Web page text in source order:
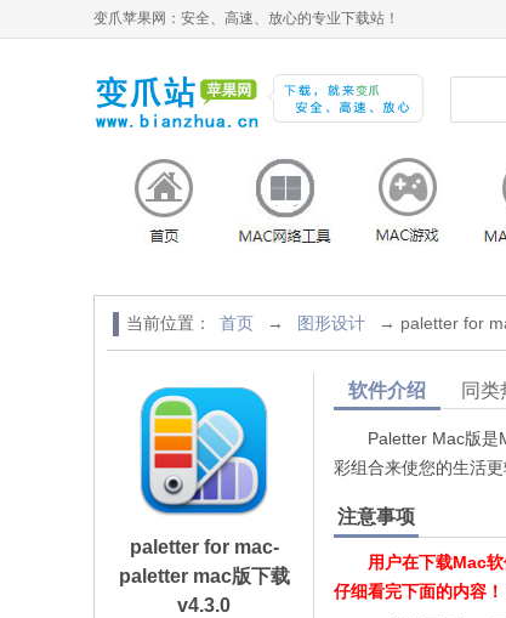
变爪苹果网：安全、高速、放心的专业下载站！
当前位置： 首页 → 图形设计 → paletter for
paletter for mac-
paletter mac版下载
v4.3.0
软件介绍 同类
Paletter Mac版是
彩组合来使您的生活更
注意事项
用户在下载Mac
仔细看完下面的内容